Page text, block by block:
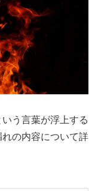
う言葉が浮上する
の内容について詳